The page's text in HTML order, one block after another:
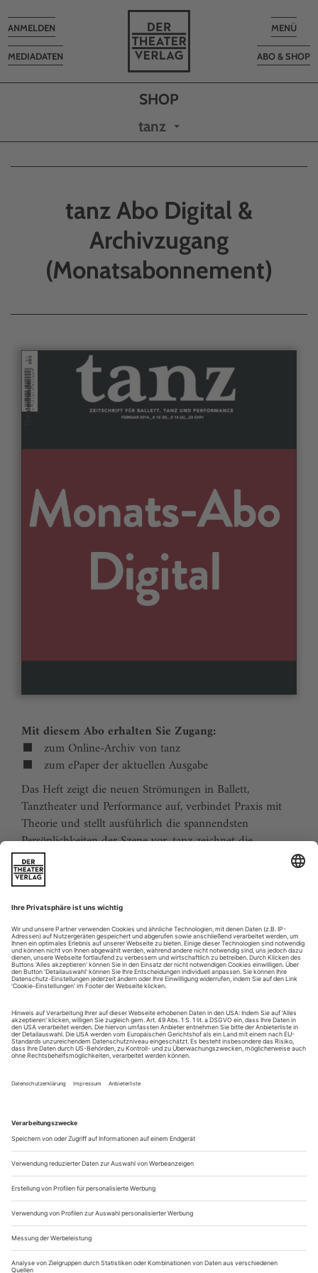
Toggle
MENÜ
ABO & SHOP
MEDIADATEN
Toggle
navigation
ANMELDEN
tanz
tanz Abo Digital &
Archivzugang
(Monatsabonnement)
Mit diesem Abo erhalten Sie Zugang:
zum Online-Archiv von tanz
zum ePaper der aktuellen Ausgabe
Das Heft zeigt die neuen Strömungen in Ballett,
Tanztheater und Performance auf, verbindet Praxis mit
Theorie und stellt ausführlich die spannendsten
Persönlichkeiten der Szene vor. tanz zeichnet die
Traditionen der Tanzgeschichte nach und stellt
zukunftsweisende Ideen vor. Der Kalender ermöglicht
Tanzliebhabern ihre Reiseplanung in Europa. Eine
aktuelle Liste von Auditions und Workshops sowie der
Schulindex sind unverzichtbar für Profis und das
tanzbegeisterte Publikum.
tanz erscheint zwölf mal im Jahr incl. Doppelheft und
Jahrbuch. Sie erhalten Zugang zum Online-Archiv von
tanz und können sowohl das aktuelle ePaper als auch das
ePaper-Archiv über Ihren Account auf www.der-
theaterverlag.de einsehen. Das Abonnement hat eine
Laufzeit von einem Monat und verlängert sich jeweils um
einen weiteren Monat, sofern es nicht vom Kunden auf
der Seite „Mein Konto/Meine Bestellungen“ auf
des erworbenen Bezugszeitraumes automatisch in Kraft.
Aus steuerlichen Gründen abweichende Preise für Käufe
außerhalb Deutschlands (Endpreis vor Auslösen der Bestellung
ersichtlich)
9,99 €